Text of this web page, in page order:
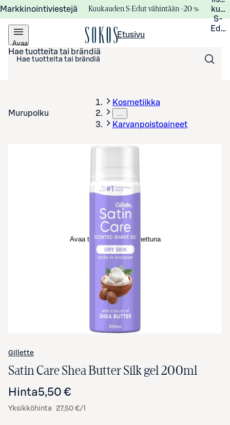
Markkinointiviestejä Kuukauden S-Edut vähintään –20 %
S-
Avaa
valikko
Etusivu
Hae tuotteita tai brändiä
Murupolku
Kosmetiikka
…
Karvanpoistoaineet
Avaa tuotekuva suurennettuna
Gillette
Satin Care Shea Butter Silk gel 200ml
Hinta5,50 €
Yksikköhinta 27,50 €/l